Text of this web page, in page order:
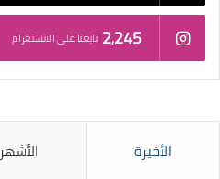
2٬245 تابعنا على الانستغرام
الأخيرة الأشهر